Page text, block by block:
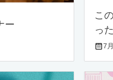
ー
こ
っ
7